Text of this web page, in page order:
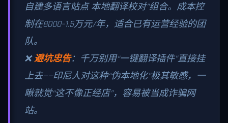
自建多语言站点 本地翻译校对”组合。成本控
制在8000–1.5万元/年，适合已有运营经验的团
队。
❌避坑忠告：千万别用“一键翻译插件”直接挂
上去——印尼人对这种“伪本地化”极其敏感，一
瞅就觉“这不像正经店”，容易被当成诈骗网
站。